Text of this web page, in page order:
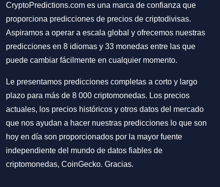
CryptoPredictions.com es una marca de confianza que
proporciona predicciones de precios de criptodivisas.
Aspiramos a operar a escala global y ofrecemos nuestras
predicciones en 8 idiomas y 33 monedas entre las que
puede cambiar fácilmente en cualquier momento.
Le presentamos predicciones completas a corto y largo
plazo para más de 8 000 criptomonedas. Los precios
actuales, los precios históricos y otros datos del mercado
que nos ayudan a hacer nuestras predicciones lo que son
hoy en día son proporcionados por la mayor fuente
independiente del mundo de datos fiables de
criptomonedas, CoinGecko. Gracias.